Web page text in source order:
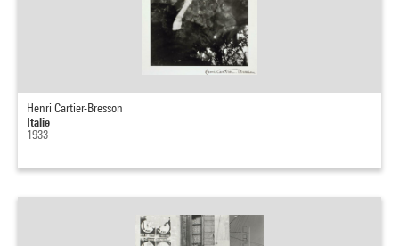
Henri Cartier-Bresson
Italie
1933